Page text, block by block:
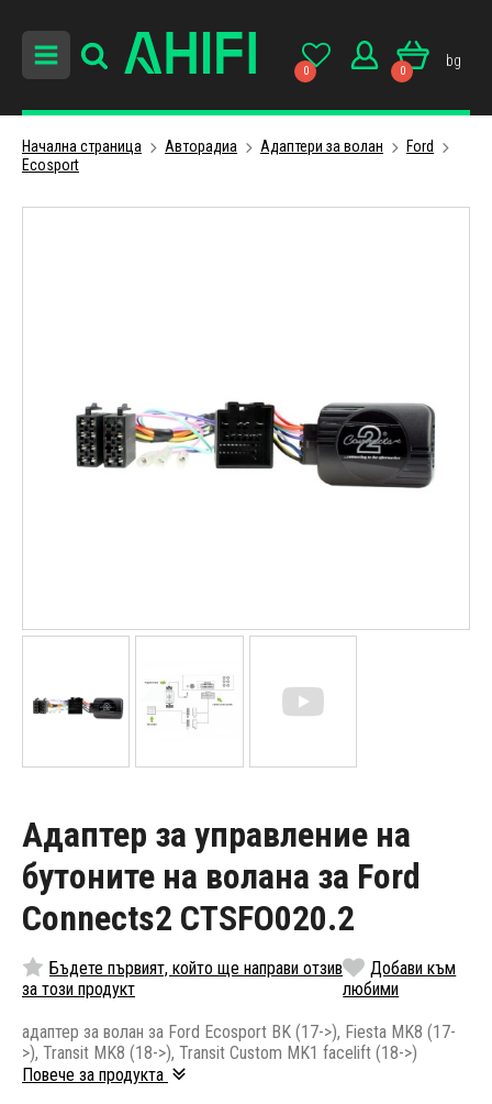
0 0
bg
Начална страница Авторадиa Адаптери за волан
Ford
Ecosport
Адаптер за управление на
бутоните на волана за Ford
Connects2 CTSFO020.2
Бъдете първият, който ще направи отзив
за този продукт
Добави към
любими
адаптер за волан за Ford Ecosport BK (17->), Fiesta MK8 (17-
>), Transit MK8 (18->), Transit Custom MK1 facelift (18->)
Повече за продукта